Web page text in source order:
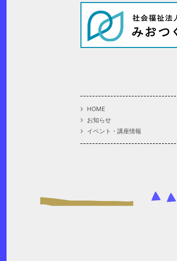
HOME
お知らせ
イベント・講座情報